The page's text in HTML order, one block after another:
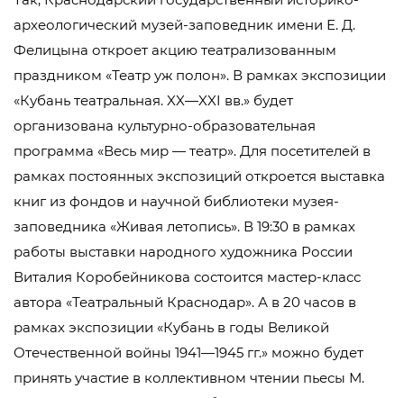
археологический музей-заповедник имени Е. Д.
Фелицына откроет акцию театрализованным
праздником «Театр уж полон». В рамках экспозиции
«Кубань театральная. XX—XXI вв.» будет
организована культурно-образовательная
программа «Весь мир — театр». Для посетителей в
рамках постоянных экспозиций откроется выставка
книг из фондов и научной библиотеки музея-
заповедника «Живая летопись». В 19:30 в рамках
работы выставки народного художника России
Виталия Коробейникова состоится мастер-класс
автора «Театральный Краснодар». А в 20 часов в
рамках экспозиции «Кубань в годы Великой
Отечественной войны 1941—1945 гг.» можно будет
принять участие в коллективном чтении пьесы М.